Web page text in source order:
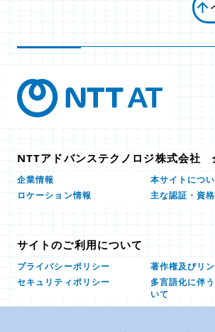
NTTアドバンステクノロジ株式会社
企業情報
本サイトにつ
ロケーション情報
主な認証・資格
サイトのご利用について
プライバシーポリシー
著作権及びリ
セキュリティポリシー
多言語化に伴
いて